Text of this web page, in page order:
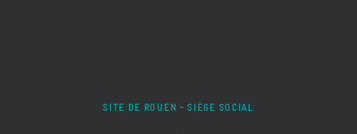
SITE DE ROUEN - SIÈGE SOCIAL